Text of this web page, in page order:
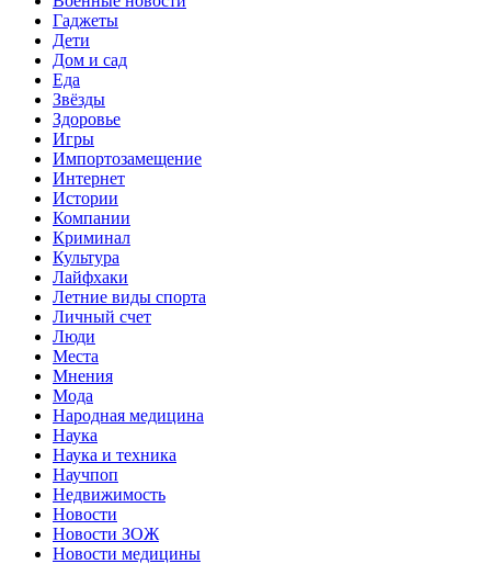
Гаджеты
Дети
Дом и сад
Еда
Звёзды
Здоровье
Игры
Импортозамещение
Интернет
Истории
Компании
Криминал
Культура
Лайфхаки
Летние виды спорта
Личный счет
Люди
Места
Мнения
Мода
Народная медицина
Наука
Наука и техника
Научпоп
Недвижимость
Новости
Новости ЗОЖ
Новости медицины